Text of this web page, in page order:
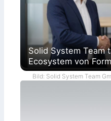
Solid System Team
Ecosystem von
Bild: Solid System Team